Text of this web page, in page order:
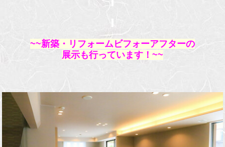
~~新築・リフォームビフォーアフターの
展示も行っています！~~